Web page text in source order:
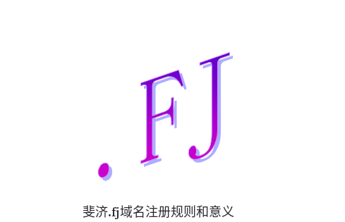
斐济.fj域名注册规则和意义